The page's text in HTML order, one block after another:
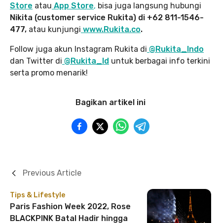
Store atau App Store, bisa juga langsung hubungi
Nikita (customer service Rukita) di +62 811-1546-
477, atau kunjungi www.Rukita.co.
Follow juga akun Instagram Rukita di @Rukita_Indo
dan Twitter di @Rukita_Id untuk berbagai info terkini
serta promo menarik!
Bagikan artikel ini
Tips & Lifestyle
Paris Fashion Week 2022, Rose
BLACKPINK Batal Hadir hingga
Previous Article